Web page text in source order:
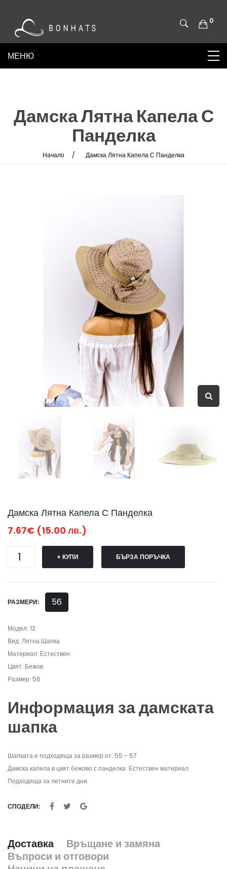
0
Дамска Лятна Капела С
Панделка
Начало Дамска Лятна Капела С Панделка
Дамска Лятна Капела С Панделка
7.67€ (15.00 лв.)
+ КУПИ БЪРЗА ПОРЪЧКА
РАЗМЕРИ: 56
Модел: 12
Вид: Лятна Шапка
Материал: Естествен
Цвят: Бежов
Размер: 56
Информация за дамската
шапка
Шапката е подходяща за размер от: 55 - 57
Дамска капела в цвят бежово с панделка. Естествен материал.
Подходяща за летните дни.
СПОДЕЛИ:
Доставка
Връщане и замяна
Въпроси и отговори